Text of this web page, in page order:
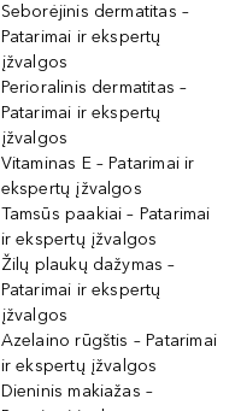
Seborėjinis dermatitas –
Patarimai ir ekspertų
įžvalgos
Perioralinis dermatitas –
Patarimai ir ekspertų
įžvalgos
Vitaminas E – Patarimai ir
ekspertų įžvalgos
Tamsūs paakiai – Patarimai
ir ekspertų įžvalgos
Žilų plaukų dažymas –
Patarimai ir ekspertų
įžvalgos
Azelaino rūgštis – Patarimai
ir ekspertų įžvalgos
Dieninis makiažas –